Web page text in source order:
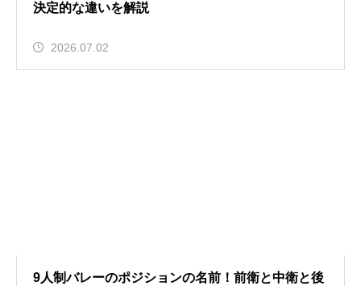
決定的な違いを解説
2026.07.02
9人制バレーのポジションの名前！前衛と中衛と後